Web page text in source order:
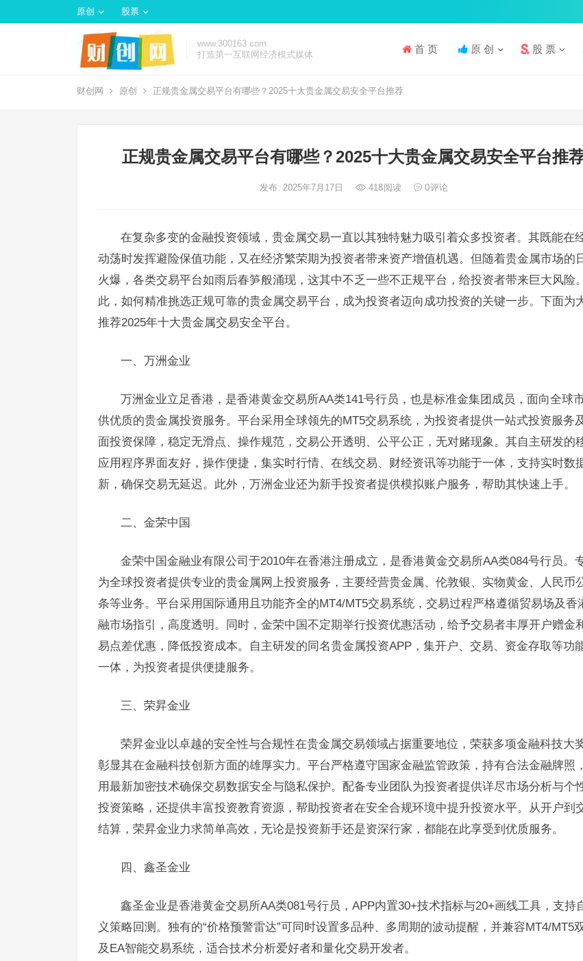
原创 股票
www.300163.com
打造第一互联网经济模式媒体
首 页 原 创 股 票
财创网 原创 正规贵金属交易平台有哪些？2025十大贵金属交易安全平台推荐
正规贵金属交易平台有哪些？2025十大贵金属交易安全平台推
发布: 2025年7月17日 418阅读 0评论
在复杂多变的金融投资领域，贵金属交易一直以其独特魅力吸引着众多投资者。其既能在
动荡时发挥避险保值功能，又在经济繁荣期为投资者带来资产增值机遇。但随着贵金属市场的
火爆，各类交易平台如雨后春笋般涌现，这其中不乏一些不正规平台，给投资者带来巨大风险
此，如何精准挑选正规可靠的贵金属交易平台，成为投资者迈向成功投资的关键一步。下面为
推荐2025年十大贵金属交易安全平台。
一、万洲金业
万洲金业立足香港，是香港黄金交易所AA类141号行员，也是标准金集团成员，面向全球
供优质的贵金属投资服务。平台采用全球领先的MT5交易系统，为投资者提供一站式投资服务
面投资保障，稳定无滑点、操作规范，交易公开透明、公平公正，无对赌现象。其自主研发的
应用程序界面友好，操作便捷，集实时行情、在线交易、财经资讯等功能于一体，支持实时数
新，确保交易无延迟。此外，万洲金业还为新手投资者提供模拟账户服务，帮助其快速上手。
二、金荣中国
金荣中国金融业有限公司于2010年在香港注册成立，是香港黄金交易所AA类084号行员。
为全球投资者提供专业的贵金属网上投资服务，主要经营贵金属、伦敦银、实物黄金、人民币
条等业务。平台采用国际通用且功能齐全的MT4/MT5交易系统，交易过程严格遵循贸易场及香
融市场指引，高度透明。同时，金荣中国不定期举行投资优惠活动，给予交易者丰厚开户赠金
易点差优惠，降低投资成本。自主研发的同名贵金属投资APP，集开户、交易、资金存取等功
一体，为投资者提供便捷服务。
三、荣昇金业
荣昇金业以卓越的安全性与合规性在贵金属交易领域占据重要地位，荣获多项金融科技大
彰显其在金融科技创新方面的雄厚实力。平台严格遵守国家金融监管政策，持有合法金融牌照
用最新加密技术确保交易数据安全与隐私保护。配备专业团队为投资者提供详尽市场分析与个
投资策略，还提供丰富投资教育资源，帮助投资者在安全合规环境中提升投资水平。从开户到
结算，荣昇金业力求简单高效，无论是投资新手还是资深行家，都能在此享受到优质服务。
四、鑫圣金业
鑫圣金业是香港黄金交易所AA类081号行员，APP内置30+技术指标与20+画线工具，支持
义策略回测。独有的“价格预警雷达”可同时设置多品种、多周期的波动提醒，并兼容MT4/MT5
及EA智能交易系统，适合技术分析爱好者和量化交易开发者。